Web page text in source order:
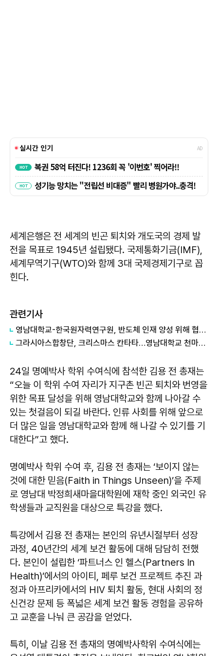
세계은행은 전 세계의 빈곤 퇴치와 개도국의 경제 발
전을 목표로 1945년 설립됐다. 국제통화기금(IMF),
세계무역기구(WTO)와 함께 3대 국제경제기구로 꼽
힌다.
관련기사
영남대학교-한국원자력연구원, 반도체 인재 양성 위해 협력 강화
그라시아스합창단, 크리스마스 칸타타…영남대학교 천마아트센터 개최
24일 명예박사 학위 수여식에 참석한 김용 전 총재는
“오늘 이 학위 수여 자리가 지구촌 빈곤 퇴치와 번영을
위한 목표 달성을 위해 영남대학교와 함께 나아갈 수
있는 첫걸음이 되길 바란다. 인류 사회를 위해 앞으로
더 많은 일을 영남대학교와 함께 해 나갈 수 있기를 기
대한다”고 했다.
명예박사 학위 수여 후, 김용 전 총재는 ‘보이지 않는
것에 대한 믿음(Faith in Things Unseen)’을 주제
로 영남대 박정희새마을대학원에 재학 중인 외국인 유
학생들과 교직원을 대상으로 특강을 했다.
특강에서 김용 전 총재는 본인의 유년시절부터 성장
과정, 40년간의 세계 보건 활동에 대해 담담히 전했
다. 본인이 설립한 ‘파트너스 인 헬스(Partners In
Health)’에서의 아이티, 페루 보건 프로젝트 추진 과
정과 아프리카에서의 HIV 퇴치 활동, 현대 사회의 정
신건강 문제 등 폭넓은 세계 보건 활동 경험을 공유하
고 교훈을 나눠 큰 공감을 얻었다.
특히, 이날 김용 전 총재의 명예박사학위 수여식에는